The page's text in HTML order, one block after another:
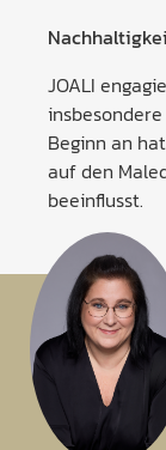
JOALI
Beginn an
auf den
beeinflusst.